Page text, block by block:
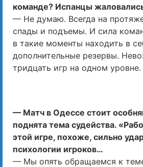
команде? Испанцы
— Не думаю. Всегда на
спады и подъемы. И сила
в такие моменты находить в
дополнительные резервы.
тридцать игр на одном уровне.
— Матч в Одессе стоит
поднята тема судейства.
этой игре, похоже, сильно
психологии игроков…
— Мы опять обращаемся к